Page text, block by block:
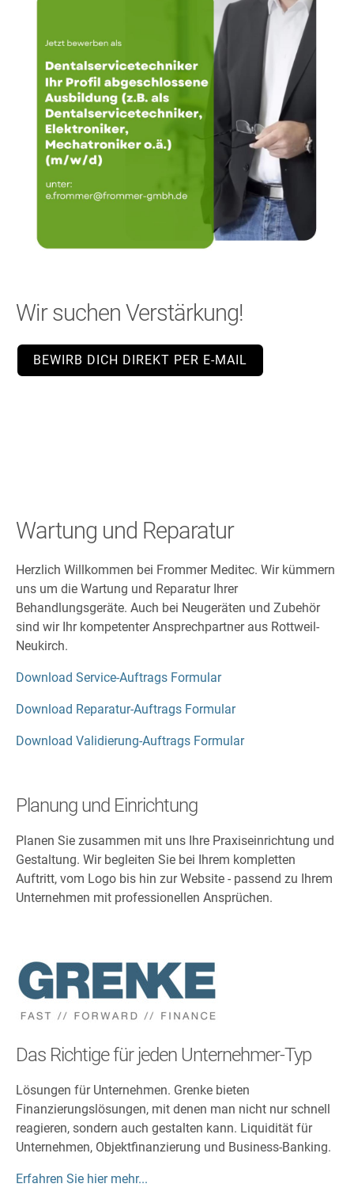
Wir suchen Verstärkung!
BEWIRB DICH DIREKT PER E-MAIL
Wartung und Reparatur
Herzlich Willkommen bei Frommer Meditec. Wir kümmern
uns um die Wartung und Reparatur Ihrer
Behandlungsgeräte. Auch bei Neugeräten und Zubehör
sind wir Ihr kompetenter Ansprechpartner aus Rottweil-
Neukirch.
Download Service-Auftrags Formular
Download Reparatur-Auftrags Formular
Download Validierung-Auftrags Formular
Planung und Einrichtung
Planen Sie zusammen mit uns Ihre Praxiseinrichtung und
Gestaltung. Wir begleiten Sie bei Ihrem kompletten
Auftritt, vom Logo bis hin zur Website - passend zu Ihrem
Unternehmen mit professionellen Ansprüchen.
Das Richtige für jeden Unternehmer-Typ
Lösungen für Unternehmen. Grenke bieten
Finanzierungslösungen, mit denen man nicht nur schnell
reagieren, sondern auch gestalten kann. Liquidität für
Unternehmen, Objektfinanzierung und Business-Banking.
Erfahren Sie hier mehr...